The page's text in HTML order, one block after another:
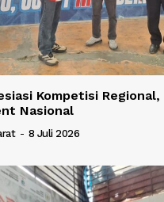
Kompetisi Regional,
Nasional
- 8 Juli 2026